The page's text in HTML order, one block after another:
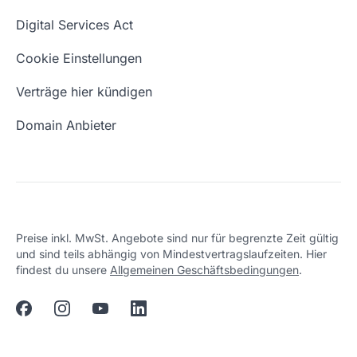
Digital Services Act
Cookie Einstellungen
Verträge hier kündigen
Domain Anbieter
Preise inkl. MwSt. Angebote sind nur für begrenzte Zeit gültig
und sind teils abhängig von Mindestvertragslaufzeiten. Hier
findest du unsere Allgemeinen Geschäftsbedingungen.